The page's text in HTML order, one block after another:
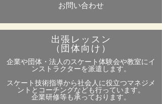
お問い合わせ
出張レッスン
​（団体向け）
企業や団体・法人のスケート体験会や教室にイ
ンストラクターを派遣します。
スケート技術指導から社会人に役立つマネジメ
ントとコーチングなども行っています。
企業研修等も承っております。